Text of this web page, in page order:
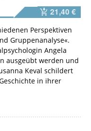
21,40 €
Perspektiven
Gruppenanalyse«.
Angela
ausgeübt werden und
Keval schildert
in ihrer